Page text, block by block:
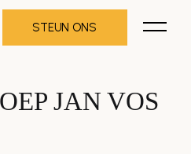
STEUN ONS
JAN VOS